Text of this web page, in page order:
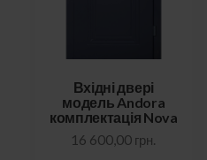
Вхідні двері
модель Andora
комплектація Nova
16 600,00 грн.